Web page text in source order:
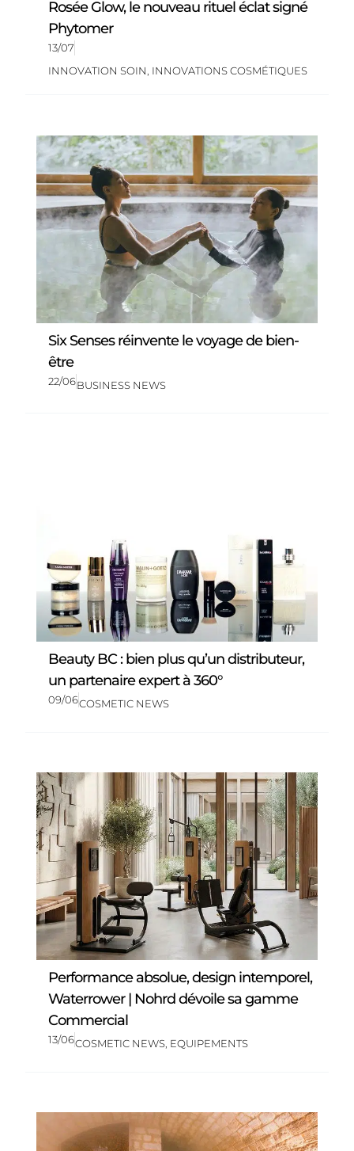
Rosée Glow, le nouveau rituel éclat signé
Phytomer
13/07
INNOVATION SOIN INNOVATIONS COSMÉTIQUES
Six Senses réinvente le voyage de bien-
être
22/06BUSINESS NEWS
Beauty BC : bien plus qu’un distributeur,
un partenaire expert à 360°
09/06COSMETIC NEWS
Performance absolue, design intemporel,
Waterrower | Nohrd dévoile sa gamme
Commercial
13/06COSMETIC NEWS, EQUIPEMENTS